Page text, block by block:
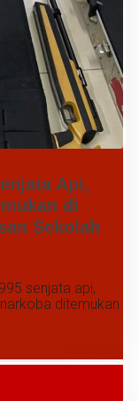
Api,
di
Sekolah
senjata api,
ditemukan